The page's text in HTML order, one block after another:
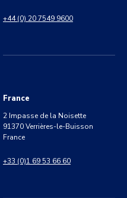
+44 (0) 20 7549 9600
France
2 Impasse de la Noisette
91370 Verrières-le-Buisson
France
+33 (0)1 69 53 66 60